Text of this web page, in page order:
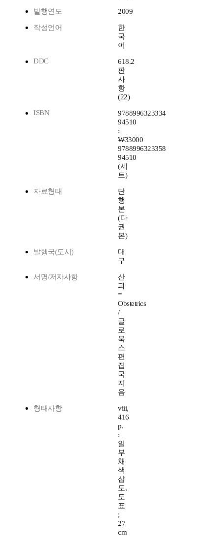
발행연도 2009
작성언어
한
국
어
DDC
618.2
판
사
항
(22)
ISBN
9788996323334
94510
:
₩33000
9788996323358
94510
(세
트)
자료형태
단
행
본
(다
권
본)
발행국(도시)
대
구
서명/저자사항
산
과
=
Obstetrics
/
글
로
북
스
편
집
국
지
음
형태사항
viii,
416
p.
:
일
부
채
색
삽
도,
도
표
;
27
cm